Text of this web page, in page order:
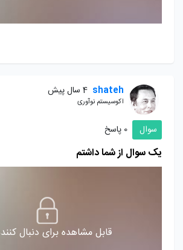
shateh 4 سال پیش
اکوسیستم نوآوری
سوال 0 پاسخ
یک سوال از شما داشتم
قابل مشاهده برای دنبال